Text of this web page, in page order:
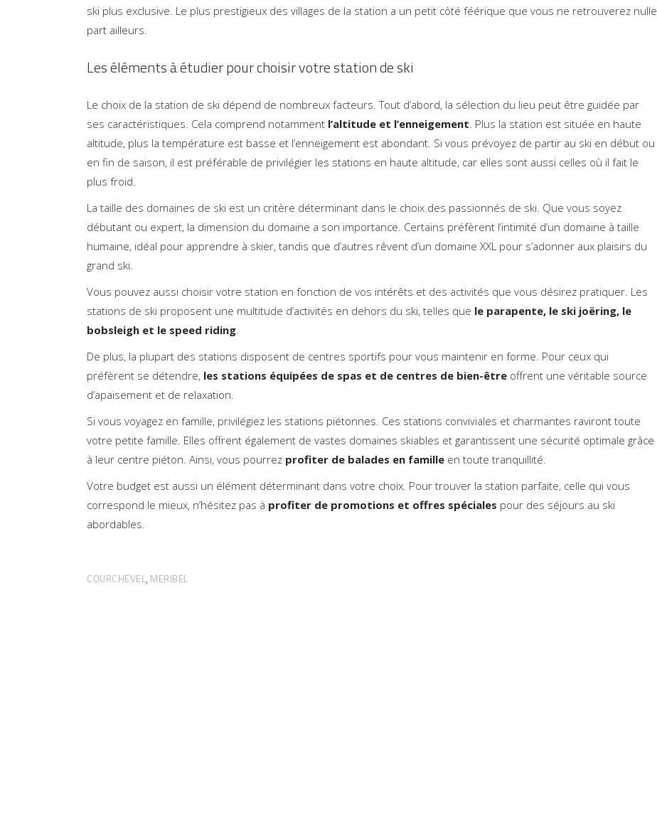
ski plus exclusive. Le plus prestigieux des villages de la station a un petit côté féérique que vous ne retrouverez nulle
part ailleurs.
Les éléments à étudier pour choisir votre station de ski
Le choix de la station de ski dépend de nombreux facteurs. Tout d’abord, la sélection du lieu peut être guidée par
ses caractéristiques. Cela comprend notamment l’altitude et l’enneigement . Plus la station est située en haute
altitude, plus la température est basse et l’enneigement est abondant. Si vous prévoyez de partir au ski en début ou
en fin de saison, il est préférable de privilégier les stations en haute altitude, car elles sont aussi celles où il fait le
plus froid.
La taille des domaines de ski est un critère déterminant dans le choix des passionnés de ski. Que vous soyez
débutant ou expert, la dimension du domaine a son importance. Certains préfèrent l’intimité d’un domaine à taille
humaine, idéal pour apprendre à skier, tandis que d’autres rêvent d’un domaine XXL pour s’adonner aux plaisirs du
grand ski.
Vous pouvez aussi choisir votre station en fonction de vos intérêts et des activités que vous désirez pratiquer. Les
stations de ski proposent une multitude d’activités en dehors du ski, telles que le parapente, le ski joëring, le
bobsleigh et le speed riding
De plus, la plupart des stations disposent de centres sportifs pour vous maintenir en forme. Pour ceux qui
préfèrent se détendre, les stations équipées de spas et de centres de bien-être offrent une véritable source
d’apaisement et de relaxation.
Si vous voyagez en famille, privilégiez les stations piétonnes. Ces stations conviviales et charmantes raviront toute
votre petite famille. Elles offrent également de vastes domaines skiables et garantissent une sécurité optimale grâce
à leur centre piéton. Ainsi, vous pourrez profiter de balades en famille en toute tranquillité.
Votre budget est aussi un élément déterminant dans votre choix. Pour trouver la station parfaite, celle qui vous
correspond le mieux, n’hésitez pas à profiter de promotions et offres spéciales pour des séjours au ski
abordables.
COURCHEVEL, MERIBEL